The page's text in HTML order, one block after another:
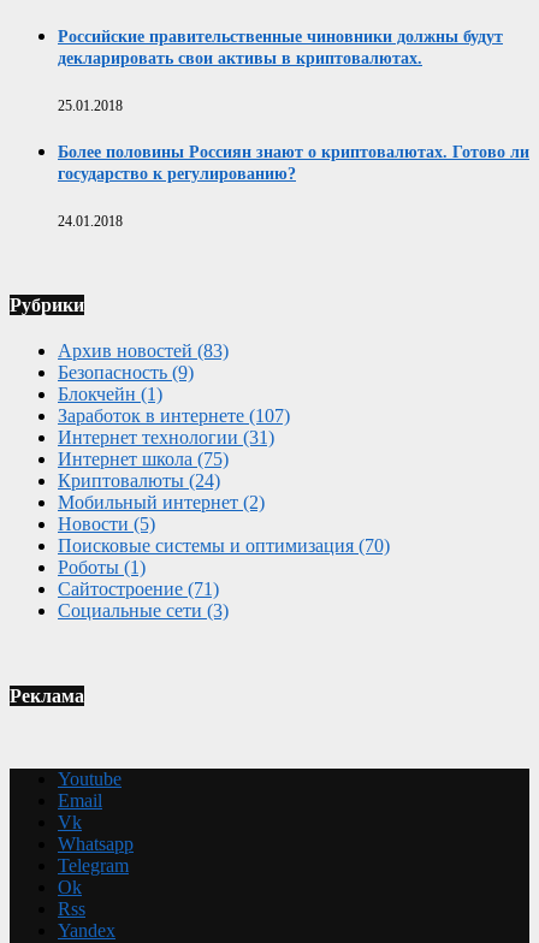
Российские правительственные чиновники должны будут
декларировать свои активы в криптовалютах.
25.01.2018
Более половины Россиян знают о криптовалютах. Готово ли
государство к регулированию?
24.01.2018
Рубрики
Архив новостей (83)
Безопасность (9)
Блокчейн (1)
Заработок в интернете (107)
Интернет технологии (31)
Интернет школа (75)
Криптовалюты (24)
Мобильный интернет (2)
Новости (5)
Поисковые системы и оптимизация (70)
Роботы (1)
Сайтостроение (71)
Социальные сети (3)
Реклама
Youtube
Email
Vk
Whatsapp
Telegram
Ok
Rss
Yandex